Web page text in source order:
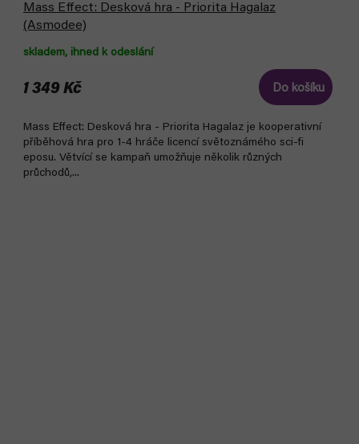
Mass Effect: Desková hra - Priorita Hagalaz
(Asmodee)
skladem, ihned k odeslání
1 349 Kč Do košíku
Mass Effect: Desková hra - Priorita Hagalaz je kooperativní
příběhová hra pro 1-4 hráče licencí světoznámého sci-fi
eposu. Větvící se kampaň umožňuje několik různých
průchodů,...